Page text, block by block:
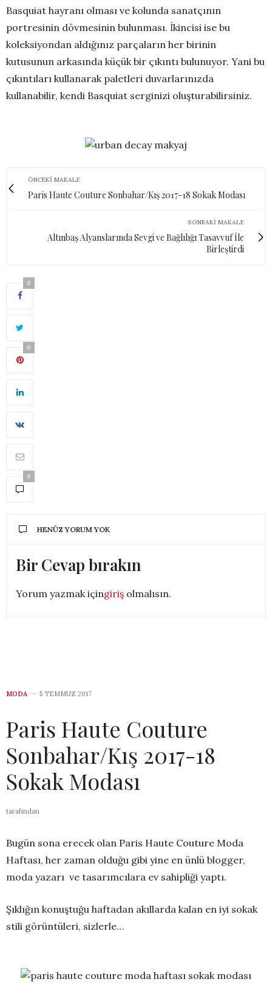
Basquiat hayranı olması ve kolunda sanatçının
portresinin dövmesinin bulunması. İkincisi ise bu
koleksiyondan aldığınız parçaların her birinin
kutusunun arkasında küçük bir çıkıntı bulunuyor. Yani bu
çıkıntıları kullanarak paletleri duvarlarınızda
kullanabilir, kendi Basquiat serginizi oluşturabilirsiniz.
ÖNCEKI MAKALE
Paris Haute Couture Sonbahar/Kış 2017-18 Sokak Modası
SONRAKI MAKALE
Altınbaş Alyanslarında Sevgi ve Bağlılığı Tasavvuf İle
Birleştirdi
0
0
0
HENÜZ YORUM YOK
Bir Cevap bırakın
Yorum yazmak içingiriş olmalısın.
MODA 5 TEMMUZ 2017
Paris Haute Couture
Sonbahar/Kış 2017-18
Sokak Modası
tarafından
Bugün sona erecek olan Paris Haute Couture Moda
Haftası, her zaman olduğu gibi yine en ünlü blogger,
moda yazarı ve tasarımcılara ev sahipliği yaptı.
Şıklığın konuştuğu haftadan akıllarda kalan en iyi sokak
stili görüntüleri, sizlerle…